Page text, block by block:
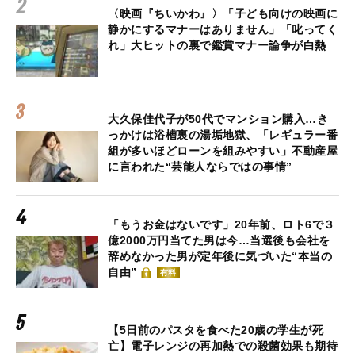
〈映画『ちいかわ』〉「子ども向けの映画に
静かにするマナーはありません」「叱ってく
れ」大ヒットの裏で鑑賞マナー論争が白熱
大久保佳代子が50代でマンション購入…き
っかけは浴槽裏の湯垢地獄、「レギュラー番
組が多いほどローンを組みやすい」不動産屋
に言われた“芸能人ならではの事情”
「もうお金はないです」20年前、ロト6で３
億2000万円当てた男は今…当選後も会社を
辞めなかった男が定年後に気づいた“本当の
自由”
有料
【5日前のパスタを食べた20歳の学生が死
亡】電子レンジの再加熱での殺菌効果も期待